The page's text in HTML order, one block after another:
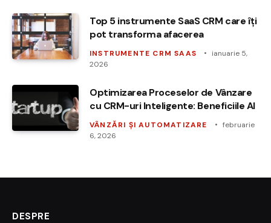
Top 5 instrumente SaaS CRM care îți
pot transforma afacerea
INSTRUMENTE CRM SAAS
ianuarie 5,
2026
Optimizarea Proceselor de Vânzare
cu CRM-uri Inteligente: Beneficiile AI
VÂNZĂRI ȘI AUTOMATIZARE
februarie
6, 2026
DESPRE